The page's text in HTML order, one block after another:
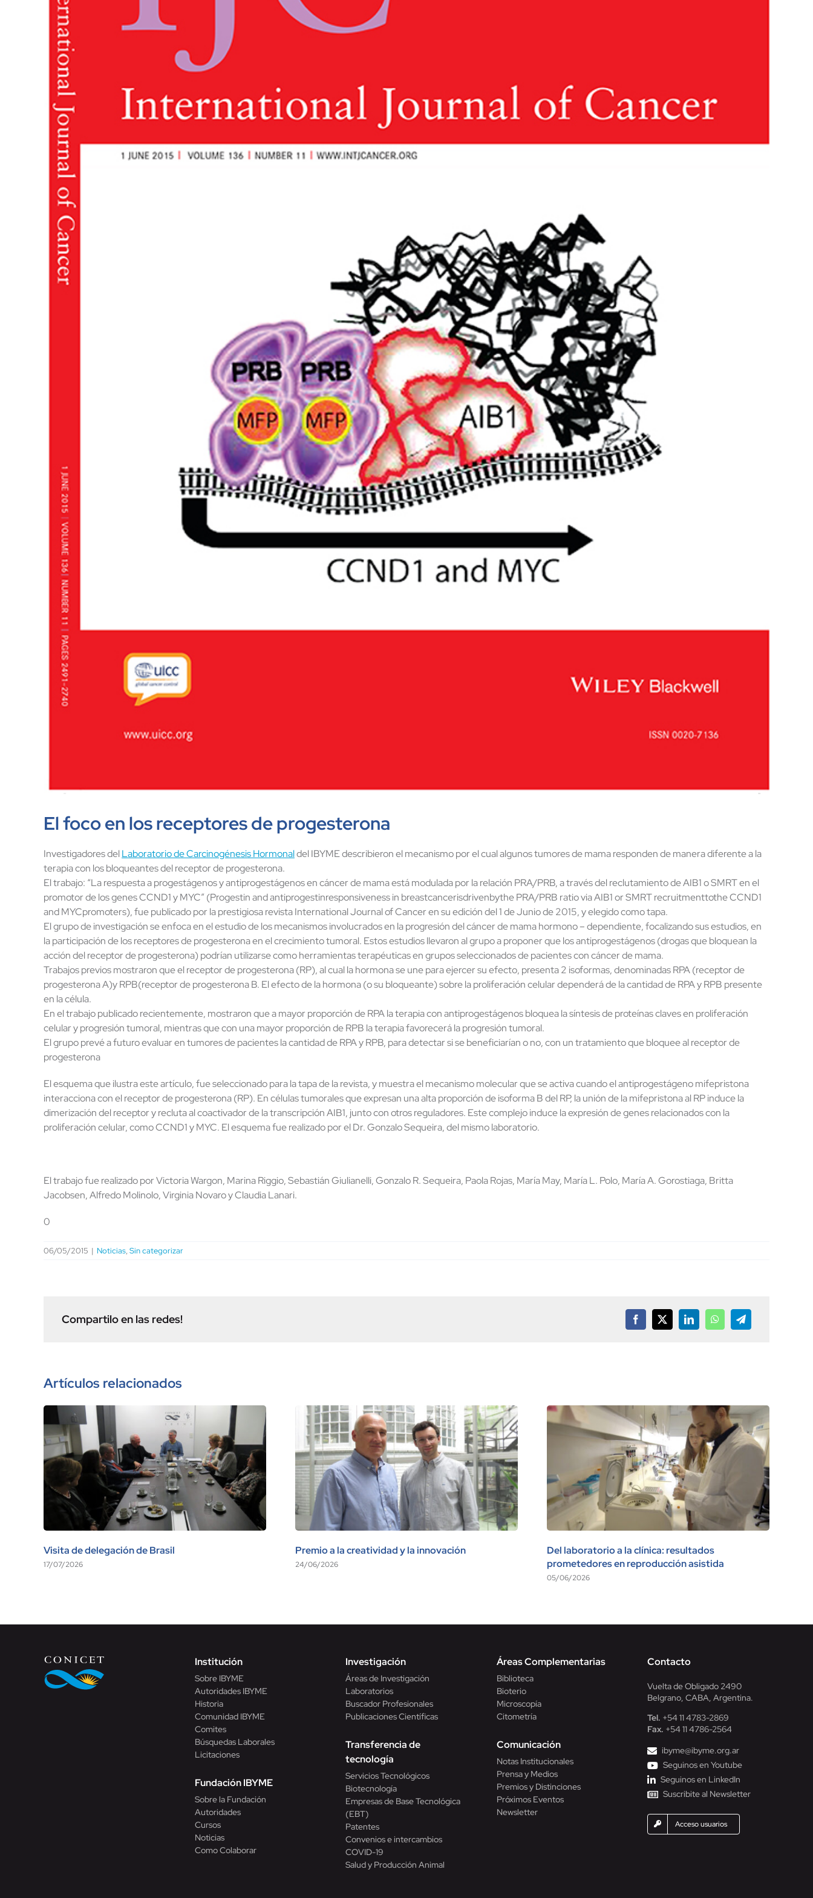
El foco en los receptores de progesterona
Investigadores delLaboratorio de Carcinogénesis Hormonaldel IBYME describieron el mecanismo por el cual algunos tumores de mama responden de manera diferente a la
terapia con los bloqueantes del receptor de progesterona.
El trabajo: “La respuesta a progestágenos y antiprogestágenos en cáncer de mama está modulada por la relación PRA/PRB, a través del reclutamiento de AIB1 o SMRT en el
promotor de los genes CCND1 y MYC” (Progestin and antiprogestinresponsiveness in breastcancerisdrivenbythe PRA/PRB ratio via AIB1 or SMRT recruitmenttothe CCND1
and MYCpromoters), fue publicado por la prestigiosa revista International Journal of Cancer en su edición del 1 de Junio de 2015, y elegido como tapa.
El grupo de investigación se enfoca en el estudio de los mecanismos involucrados en la progresión del cáncer de mama hormono – dependiente, focalizando sus estudios, en
la participación de los receptores de progesterona en el crecimiento tumoral. Estos estudios llevaron al grupo a proponer que los antiprogestágenos (drogas que bloquean la
acción del receptor de progesterona) podrían utilizarse como herramientas terapéuticas en grupos seleccionados de pacientes con cáncer de mama.
Trabajos previos mostraron que el receptor de progesterona (RP), al cual la hormona se une para ejercer su efecto, presenta 2 isoformas, denominadas RPA (receptor de
progesterona A)y RPB(receptor de progesterona B. El efecto de la hormona (o su bloqueante) sobre la proliferación celular dependerá de la cantidad de RPA y RPB presente
en la célula.
En el trabajo publicado recientemente, mostraron que a mayor proporción de RPA la terapia con antiprogestágenos bloquea la síntesis de proteínas claves en proliferación
celular y progresión tumoral, mientras que con una mayor proporción de RPB la terapia favorecerá la progresión tumoral.
El grupo prevé a futuro evaluar en tumores de pacientes la cantidad de RPA y RPB, para detectar si se beneficiarían o no, con un tratamiento que bloquee al receptor de
progesterona
El esquema que ilustra este artículo, fue seleccionado para la tapa de la revista, y muestra el mecanismo molecular que se activa cuando el antiprogestágeno mifepristona
interacciona con el receptor de progesterona (RP). En células tumorales que expresan una alta proporción de isoforma B del RP, la unión de la mifepristona al RP induce la
dimerización del receptor y recluta al coactivador de la transcripción AIB1, junto con otros reguladores. Este complejo induce la expresión de genes relacionados con la
proliferación celular, como CCND1 y MYC. El esquema fue realizado por el Dr. Gonzalo Sequeira, del mismo laboratorio.
El trabajo fue realizado por Victoria Wargon, Marina Riggio, Sebastián Giulianelli, Gonzalo R. Sequeira, Paola Rojas, María May, María L. Polo, María A. Gorostiaga, Britta
Jacobsen, Alfredo Molinolo, Virginia Novaro y Claudia Lanari.
0
06/05/2015 | Noticias,Sin categorizar
Compartilo en las redes! Facebook
X LinkedInWhatsAppTelegram
Artículos relacionados
Visita de delegación de Brasil
17/07/2026
Premio a la creatividad y la innovación
24/06/2026
Del laboratorio a la clínica: resultados
prometedores en reproducción asistida
05/06/2026
Institución
Sobre IBYME
Autoridades IBYME
Historia
Comunidad IBYME
Comites
Búsquedas Laborales
Licitaciones
Fundación IBYME
Sobre la Fundación
Autoridades
Cursos
Noticias
Como Colaborar
Investigación
Áreas de Investigación
Laboratorios
Buscador Profesionales
Publicaciones Científicas
Transferencia de
tecnología
Servicios Tecnológicos
Biotecnología
Empresas de Base Tecnológica
(EBT)
Patentes
Convenios e intercambios
COVID-19
Salud y Producción Animal
Áreas Complementarias
Biblioteca
Bioterio
Microscopía
Citometría
Comunicación
Notas Institucionales
Prensa y Medios
Premios y Distinciones
Próximos Eventos
Newsletter
Contacto
Vuelta de Obligado 2490
Belgrano, CABA, Argentina.
Tel. +54 11 4783-2869
Fax. +54 11 4786-2564
ibyme@ibyme.org.ar
Seguinos en Youtube
Seguinos en LinkedIn
Suscribite al Newsletter
Acceso usuarios